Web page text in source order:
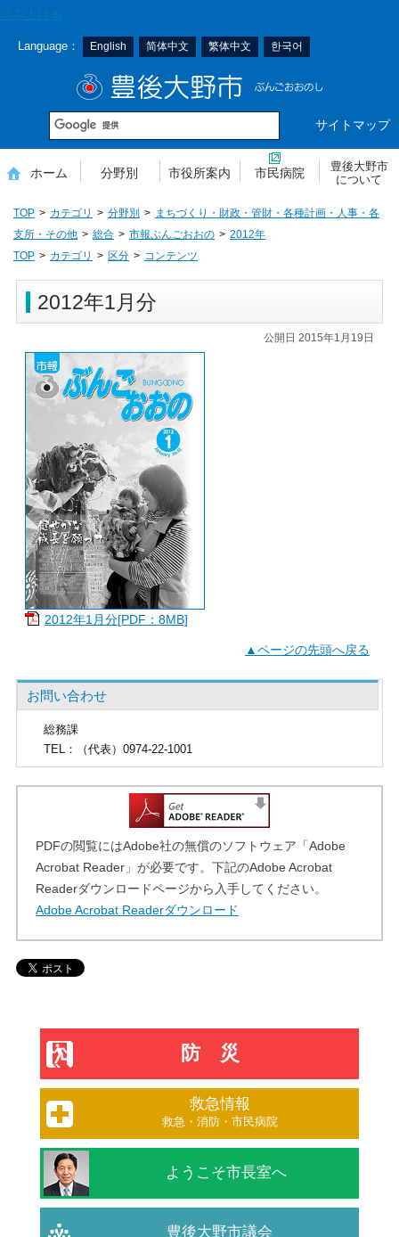
Language： English 简体中文 繁体中文 한국어
サイトマップ
ホーム 分野別 市役所案内 市民病院
豊後大野市
について
TOP カテゴリ 分野別
まちづくり・財政・管財・各種計画・人事・各
支所・その他
総合 市報ぶんごおおの
2012年
TOP
カテゴリ 区分 コンテンツ
2012年1月分
公開日 2015年1月19日
2012年1月分[PDF：8MB]
▲ページの先頭へ戻る
お問い合わせ
総務課
TEL ：（代表）0974-22-1001
PDFの閲覧にはAdobe社の無償のソフトウェア「Adobe
Acrobat Reader」が必要です。下記のAdobe Acrobat
Readerダウンロードページから入手してください。
Adobe Acrobat Readerダウンロード
防災
救急情報
救急・消防・市民病院
ようこそ市長室へ
豊後大野市議会